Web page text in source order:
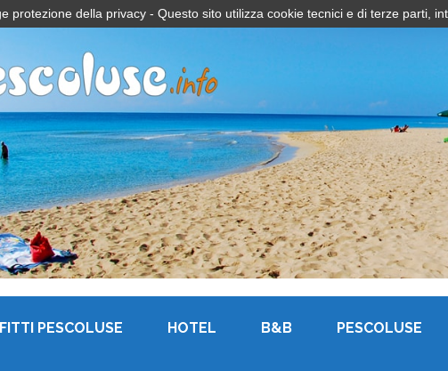
PESCOLUSE HOTEL B&B PESCOLUSE
protezione della privacy - Questo sito utilizza cookie tecnici e di terze parti,